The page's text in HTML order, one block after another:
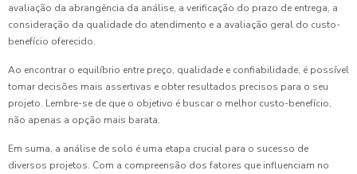
avaliação da abrangência da análise, a verificação do prazo de entrega, a
consideração da qualidade do atendimento e a avaliação geral do custo-
benefício oferecido.
Ao encontrar o equilíbrio entre preço, qualidade e confiabilidade, é possível
tomar decisões mais assertivas e obter resultados precisos para o seu
projeto. Lembre-se de que o objetivo é buscar o melhor custo-benefício,
não apenas a opção mais barata.
Em suma, a análise de solo é uma etapa crucial para o sucesso de
diversos projetos. Com a compreensão dos fatores que influenciam no